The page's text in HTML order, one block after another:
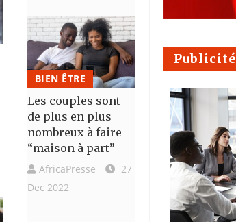
BIEN ÊTRE
Les couples sont
de plus en plus
nombreux à faire
“maison à part”
AfricaPresse
27
Dec 2022
Publicité